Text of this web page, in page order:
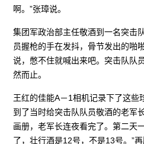
啊。”张璋说。
集团军政治部主任敬酒到一名突击
员握枪的手在发抖，骨节发出的啪
说，憋不住就喊出来吧。突击队队
然而止。
王红的佳能A－1相机记录下了这些
到了当时给突击队队员敬酒的老军
画册，老军长连夜看完了。第二天
了，壮行酒是12号，不是13号。”